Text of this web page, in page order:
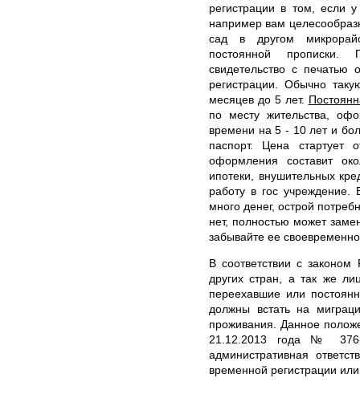
регистрации в том, если
например вам
сад в другом
постоянной
свидетельство с
регистрации. Обычно
месяцев до 5 лет.
по месту жительства,
времени на 5 - 10 лет и
паспорт. Цена
оформления составит
ипотеки, внушительных
работу в гос
много денег, острой
нет, полностью может
забывайте ее
В соответствии с
других стран, а так же
переехавшие или
должны встать на
проживания. Данное
21.12.2013 года № 376-
административная
временной регистрации